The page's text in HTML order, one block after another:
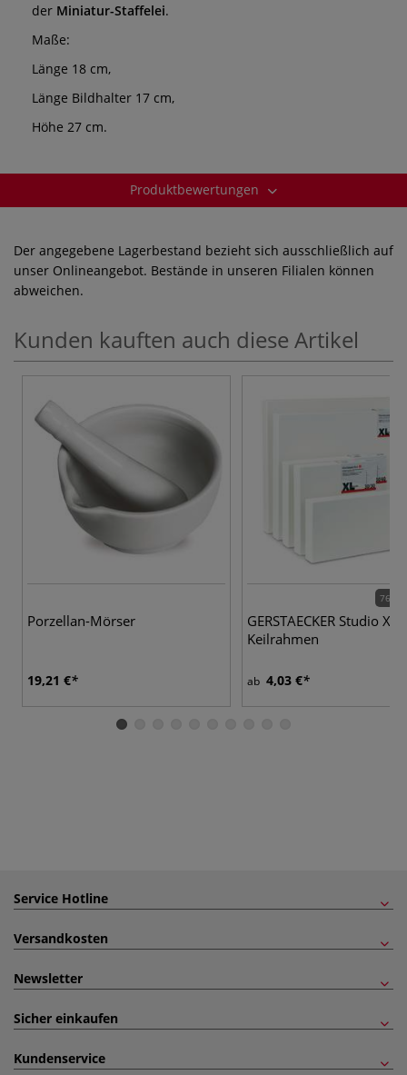
der Miniatur-Staffelei.
Maße:
Länge 18 cm,
Länge Bildhalter 17 cm,
Höhe 27 cm.
Produktbewertungen
Der angegebene Lagerbestand bezieht sich ausschließlich auf
unser Onlineangebot. Bestände in unseren Filialen können
abweichen.
Kunden kauften auch diese Artikel
Porzellan-Mörser
19,21 €
76
GERSTAECKER Studio XL
Keilrahmen
ab 4,03 €
Service Hotline
Versandkosten
Newsletter
Sicher einkaufen
Kundenservice